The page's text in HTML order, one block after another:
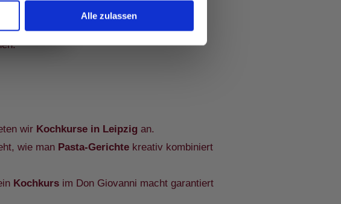
Alle zulassen
Menüfolgen – alles liebevoll angerichtet.
wir Kochkurse in Leipzig an.
wie man Pasta-Gerichte kreativ kombiniert
Kochkurs im Don Giovanni macht garantiert